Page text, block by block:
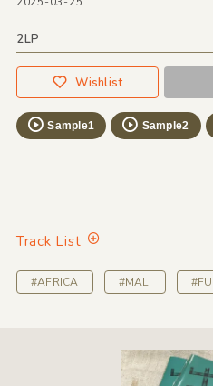
2LP
Wishlist
Sample1 Sample2
Track List
#AFRICA #MALI